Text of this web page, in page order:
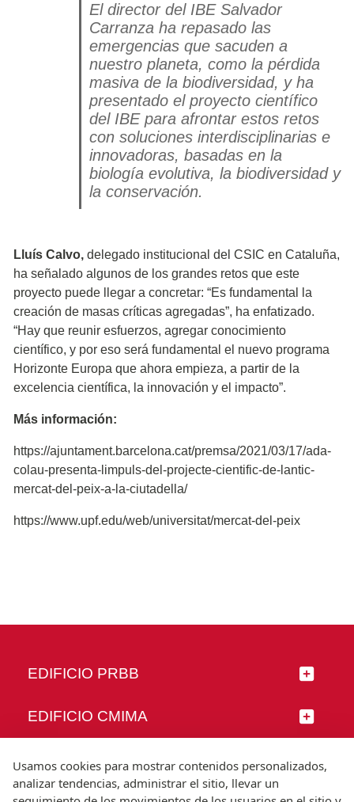
El director del IBE Salvador
Carranza ha repasado las
emergencias que sacuden a
nuestro planeta, como la pérdida
masiva de la biodiversidad, y ha
presentado el proyecto científico
del IBE para afrontar estos retos
con soluciones interdisciplinarias e
innovadoras, basadas en la
biología evolutiva, la biodiversidad y
la conservación.
Lluís Calvo, delegado institucional del CSIC en Cataluña,
ha señalado algunos de los grandes retos que este
proyecto puede llegar a concretar: “Es fundamental la
creación de masas críticas agregadas”, ha enfatizado.
“Hay que reunir esfuerzos, agregar conocimiento
científico, y por eso será fundamental el nuevo programa
Horizonte Europa que ahora empieza, a partir de la
excelencia científica, la innovación y el impacto”.
Más información:
https://ajuntament.barcelona.cat/premsa/2021/03/17/ada-
colau-presenta-limpuls-del-projecte-cientific-de-lantic-
mercat-del-peix-a-la-ciutadella/
https://www.upf.edu/web/universitat/mercat-del-peix
EDIFICIO PRBB
EDIFICIO CMIMA
SÍGUENOS
Usamos cookies para mostrar contenidos personalizados,
analizar tendencias, administrar el sitio, llevar un